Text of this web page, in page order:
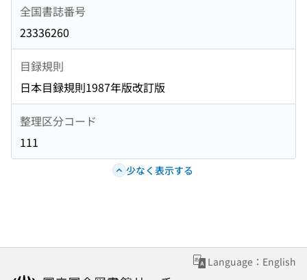
全国書誌番号
23336260
目録規則
日本目録規則1987年版改訂版
整理区分コード
111
少なく表示する
Language：English